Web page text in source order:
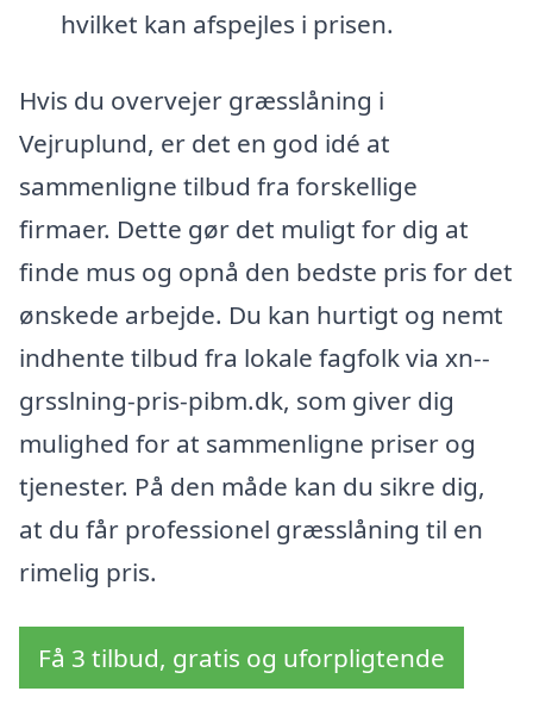
hvilket kan afspejles i prisen.
Hvis du overvejer græsslåning i
Vejruplund, er det en god idé at
sammenligne tilbud fra forskellige
firmaer. Dette gør det muligt for dig at
finde mus og opnå den bedste pris for det
ønskede arbejde. Du kan hurtigt og nemt
indhente tilbud fra lokale fagfolk via xn--
grsslning-pris-pibm.dk, som giver dig
mulighed for at sammenligne priser og
tjenester. På den måde kan du sikre dig,
at du får professionel græsslåning til en
rimelig pris.
Få 3 tilbud, gratis og uforpligtende